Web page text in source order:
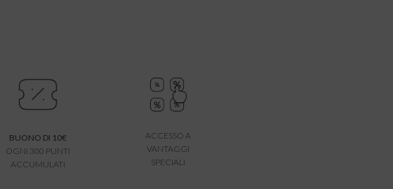
BUONO DI 10€
OGNI 300 PUNTI
ACCUMULATI
ACCESSO A
VANTAGGI
SPECIALI